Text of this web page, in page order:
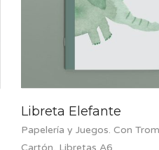
Libreta Elefante
Papelería y Juegos. Con